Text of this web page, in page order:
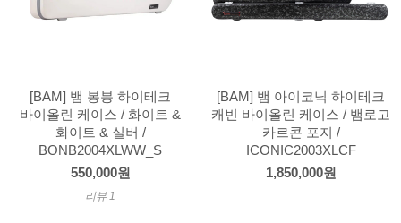
[BAM] 뱀 봉봉 하이테크
바이올린 케이스 / 화이트 &
화이트 & 실버 /
BONB2004XLWW_S
550,000원
리뷰 1
[BAM] 뱀 아이코닉 하이테크
캐빈 바이올린 케이스 / 뱀로고
카르콘 포지 /
ICONIC2003XLCF
1,850,000원